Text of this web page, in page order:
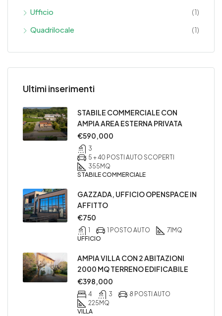
Ufficio
(1)
Quadrilocale
(1)
Ultimi inserimenti
STABILE COMMERCIALE CON
AMPIA AREA ESTERNA PRIVATA
€590,000
3
5 + 40 POSTI AUTO SCOPERTI
355MQ
STABILE COMMERCIALE
GAZZADA, UFFICIO OPENSPACE IN
AFFITTO
€750
1 1 POSTO AUTO 71 MQ
UFFICIO
AMPIA VILLA CON 2 ABITAZIONI
2000 MQ TERRENO EDIFICABILE
€398,000
4 3
8 POSTI AUTO
225MQ
VILLA